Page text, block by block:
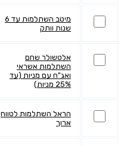
מיטב השתלמות עד 6
שנות וותק
אלטשולר שחם
השתלמות אשראי
ואג"ח עם מניות (עד
25% מניות)
הראל השתלמות לטווח
ארוך